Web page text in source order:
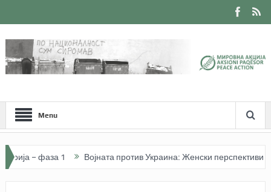
Menu
– фаза 1 Војната против Украина: Женски перспективи. Јавна